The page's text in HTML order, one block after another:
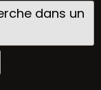
dans un